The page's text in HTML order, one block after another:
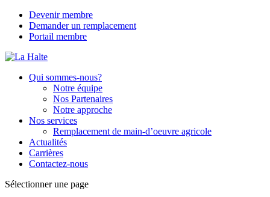
Devenir membre
Demander un remplacement
Portail membre
Qui sommes-nous?
Notre équipe
Nos Partenaires
Notre approche
Nos services
Remplacement de main-d’oeuvre agricole
Actualités
Carrières
Contactez-nous
Sélectionner une page